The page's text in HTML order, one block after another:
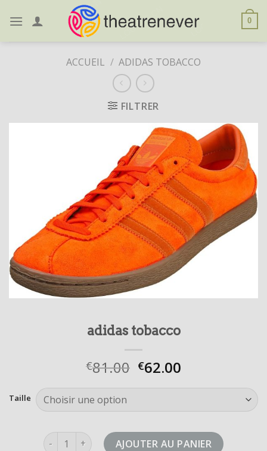
0
ACCUEIL / ADIDAS TOBACCO
FILTRER
adidas tobacco
€81.00 €62.00
Taille
quantité de adidas tobaccoAJOUTER AU PANIER